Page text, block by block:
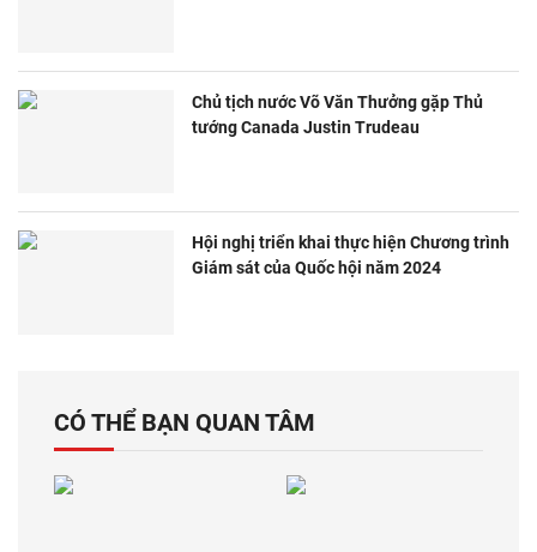
Chủ tịch nước Võ Văn Thưởng gặp Thủ
tướng Canada Justin Trudeau
Hội nghị triển khai thực hiện Chương trình
Giám sát của Quốc hội năm 2024
CÓ THỂ BẠN QUAN TÂM